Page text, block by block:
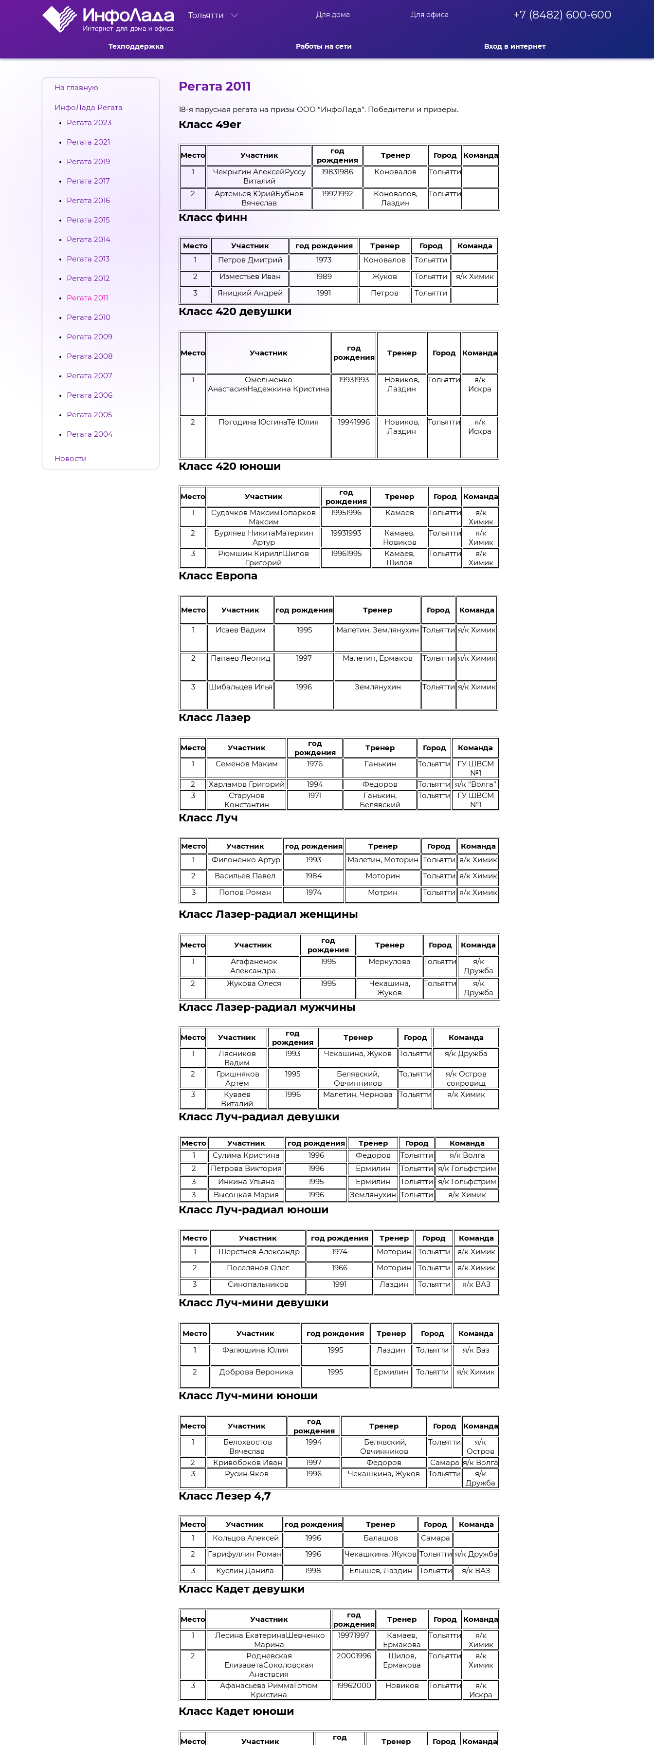
Тольятти Для дома Для офиса +7 (8482) 600-600
Техподдержка Работы на сети Вход в интернет
На главную
ИнфоЛада Регата
Регата 2023
Регата 2021
Регата 2019
Регата 2017
Регата 2016
Регата 2015
Регата 2014
Регата 2013
Регата 2012
Регата 2011
Регата 2010
Регата 2009
Регата 2008
Регата 2007
Регата 2006
Регата 2005
Регата 2004
Новости
Регата 2011
18-я парусная регата на призы ООО “ИнфоЛада”. Победители и призеры.
Класс 49er
Место Участник
год
рождения
Тренер Город
Команда
1
Чекрыгин АлексейРуссу
Виталий
19831986 Коновалов Тольятти
2
Артемьев ЮрийБубнов
Вячеслав
19921992
Коновалов,
Лаздин
Тольятти
Класс финн
Место Участник год рождения Тренер Город
Команда
1
Петров Дмитрий 1973 Коновалов
Тольятти
2
Изместьев Иван 1989 Жуков Тольятти
я/к Химик
3
Яницкий Андрей 1991 Петров Тольятти
Класс 420 девушки
Место Участник
год
рождения
Тренер Город Команда
1
Омельченко
АнастасияНадежкина Кристина
19931993
Новиков,
Лаздин
Тольятти
я/к
Искра
2 Погодина ЮстинаТё Юлия 19941996
Новиков,
Лаздин
Тольятти
я/к
Искра
Класс 420 юноши
Место Участник
год
рождения
Тренер Город
Команда
1
Судачков МаксимТопарков
Максим
19951996 Камаев Тольятти
я/к
Химик
2
Бурляев НикитаМатеркин
Артур
19931993
Камаев,
Новиков
Тольятти
я/к
Химик
3
Рюмшин КириллШилов
Григорий
19961995
Камаев,
Шилов
Тольятти
я/к
Химик
Класс Европа
Место Участник год рождения Тренер Город Команда
1 Исаев Вадим 1995 Малетин, Землянухин Тольятти я/к Химик
2 Папаев Леонид 1997 Малетин, Ермаков Тольятти я/к Химик
3 Шибальцев Илья 1996 Землянухин Тольятти я/к Химик
Класс Лазер
Место Участник
год
рождения
Тренер Город
Команда
1
Семенов Маким 1976 Ганькин Тольятти
ГУ ШВСМ
№1
2
Харламов Григорий 1994 Федоров Тольятти я/к “Волга”
3
Старунов
Константин
1971
Ганькин,
Белявский
Тольятти
ГУ ШВСМ
№1
Класс Луч
Место Участник год рождения Тренер Город
Команда
1
Филоненко Артур 1993 Малетин, Моторин Тольятти я/к Химик
2
Васильев Павел 1984 Моторин Тольятти я/к Химик
3
Попов Роман 1974 Мотрин Тольятти я/к Химик
Класс Лазер-радиал женщины
Место Участник
год
рождения
Тренер Город
Команда
1
Агафаненок
Александра
1995 Меркулова Тольятти
я/к
Дружба
2
Жукова Олеся 1995
Чекашина,
Жуков
Тольятти
я/к
Дружба
Класс Лазер-радиал мужчины
Место Участник
год
рождения
Тренер Город
Команда
1
Лясников
Вадим
1993 Чекашина, Жуков Тольятти я/к Дружба
2
Гришняков
Артем
1995
Белявский,
Овчинников
Тольятти
я/к Остров
сокровищ
3
Куваев
Виталий
1996 Малетин, Чернова Тольятти я/к Химик
Класс Луч-радиал девушки
Место Участник год рождения Тренер Город
Команда
1
Сулима Кристина 1996 Федоров Тольятти
я/к Волга
2
Петрова Виктория 1996 Ермилин Тольятти
я/к Гольфстрим
3
Инкина Ульяна 1995 Ермилин Тольятти
я/к Гольфстрим
3
Высоцкая Мария 1996 Землянухин Тольятти я/к Химик
Класс Луч-радиал юноши
Место Участник год рождения Тренер Город
Команда
1
Шерстнев Александр 1974 Моторин Тольятти
я/к Химик
2
Поселянов Олег 1966 Моторин Тольятти
я/к Химик
3
Синопальников 1991 Лаздин Тольятти я/к ВАЗ
Класс Луч-мини девушки
Место Участник год рождения Тренер Город
Команда
1
Фалюшина Юлия 1995 Лаздин Тольятти я/к Ваз
2 Доброва Вероника 1995 Ермилин Тольятти я/к Химик
Класс Луч-мини юноши
Место Участник
год
рождения
Тренер Город
Команда
1
Белохвостов
Вячеслав
1994
Белявский,
Овчинников
Тольятти
я/к
Остров
2
Кривобоков Иван 1997 Федоров Самара я/к Волга
3
Русин Яков 1996 Чекашкина, Жуков Тольятти
я/к
Дружба
Класс Лезер 4,7
Место Участник год рождения Тренер Город
Команда
1
Кольцов Алексей 1996 Балашов
Самара
2
Гарифуллин Роман 1996 Чекашкина, Жуков Тольятти я/к Дружба
3
Куслин Данила 1998 Елышев, Лаздин Тольятти я/к ВАЗ
Класс Кадет девушки
Место Участник
год
рождения
Тренер Город
Команда
1
Лесина ЕкатеринаШевченко
Марина
19971997
Камаев,
Ермакова
Тольятти
я/к
Химик
2
Родневская
ЕлизаветаСоколовская
Анаствсия
20001996
Шилов,
Ермакова
Тольятти
я/к
Химик
3
Афанасьева РиммаГотюм
Кристина
19962000 Новиков Тольятти
я/к
Искра
Класс Кадет юноши
Место Участник
год
Тренер Город Команда